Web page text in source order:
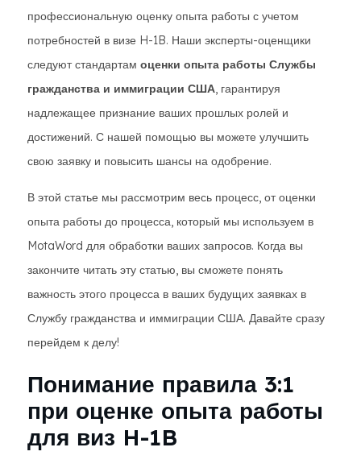
профессиональную оценку опыта работы с учетом
потребностей в визе H-1B. Наши эксперты-оценщики
следуют стандартам оценки опыта работы Службы
гражданства и иммиграции США, гарантируя
надлежащее признание ваших прошлых ролей и
достижений. С нашей помощью вы можете улучшить
свою заявку и повысить шансы на одобрение.
В этой статье мы рассмотрим весь процесс, от оценки
опыта работы до процесса, который мы используем в
MotaWord для обработки ваших запросов. Когда вы
закончите читать эту статью, вы сможете понять
важность этого процесса в ваших будущих заявках в
Службу гражданства и иммиграции США. Давайте сразу
перейдем к делу!
Понимание правила 3:1
при оценке опыта работы
для виз H-1B